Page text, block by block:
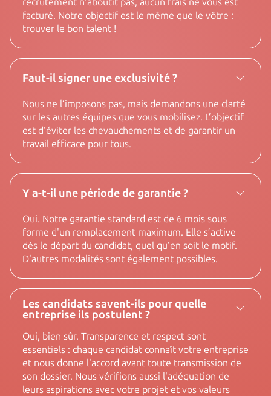
facturé. Notre objectif est le même que le vôtre :
trouver le bon talent !
Faut-il signer une exclusivité ?
Nous ne l’imposons pas, mais demandons une clarté
sur les autres équipes que vous mobilisez. L’objectif
est d’éviter les chevauchements et de garantir un
travail efficace pour tous.
Y a-t-il une période de garantie ?
Oui. Notre garantie standard est de 6 mois sous
forme d'un remplacement maximum. Elle s’active
dès le départ du candidat, quel qu’en soit le motif.
D'autres modalités sont également possibles.
Les candidats savent-ils pour quelle
entreprise ils postulent ?
Oui, bien sûr. Transparence et respect sont
essentiels : chaque candidat connaît votre entreprise
et nous donne l'accord avant toute transmission de
son dossier. Nous vérifions aussi l'adéquation de
leurs aspirations avec votre projet et vos valeurs